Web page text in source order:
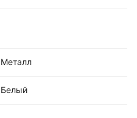
Металл
Белый